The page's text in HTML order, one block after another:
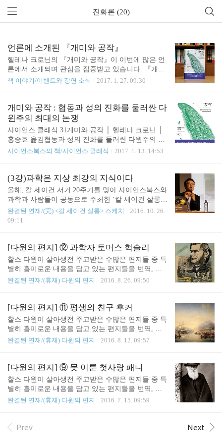
진화론 (20)
언론에 소개된 『개미와 공작』
헬레나 크로닌의 『개미와 공작』이 이번에 많은 언
론에서 소개되며 관심을 집중받고 있습니다. 『개미
와 공작』은 번식과 생존에 방해되는 개미의 자기희
흥미진진하게 밝혀냅니다. 진화론의 이단아처럼 여
겨진 이 두 문제를 『개미와 공작』에서는 어떻게 풀
어내고 있을까요? 그리고 언론에서는 이 책을 어떻게
소개할까요? 아래 기사 제목을 클릭하면 책 소개와
함께 서평을 읽을 수 있습니다. 1월 23일 (월) KBS
[새로 나온 책] 특종 1987 外 1월 23일 (월) MBC [신
라 1월 23일 (월) SBS 정신분석학으로 본 자본주
의…'프로이트의 소파에 누운 경..
책 이야기/이벤트와 강연 소식 2017. 1. 27. 09:30
개미와 공작 : 협동과 성의 진화를 둘러싼 다
윈주의 최대의 논쟁
사이언스 클래식 31개미와 공작 │ 헬레나 크로닌 │
홍승효 옮김협동과 성의 진화를 둘러싼 다윈주의 최
대의 논쟁 협동과 섹스(性)의 진화라는 다윈이 남긴
자 대학교 에코 과학부 석좌 교수 "소설처럼 흥미진
진하며 우아하고 매혹적인 책이다."― 리처드 도킨스
| 『이기적 유전자』 저자 찰스 로버트 다윈이 『종
타주의와 성 선택은 진화론의 결정적인 두 난제로 꼽
혀 왔습니다. 같은 여왕개미의 자손들로 이루어진 혈
이타주의를, 암컷들의 호감을 얻어 짝으로 선택되기
위해 수컷들이 생존에 불리할 정도로 화려..
사이언스북스의 책/사이언스 클래식 2017. 1. 13. 14:53
(3강)과학은 지상 최강의 지식이다
올해, 칼 세이건 서거 20주기를 맞아 사이언스북스와
과학과 사람들이 공동으로 주최한 ‘칼 세이건 살롱 2
016’의 문이 열렸습니다. 우주를 꿈꾸던 뛰어난 천문
학자이며, 과학의 대중화에 앞장섰던 세계적인 과학
한 자리가 될 예정입니다. 팟캐스트 진행자 원종우
대표가 메인 호스트로, 천문학자 이명현 박사가 서브
호스트로 참여해 매회 다양한 전문가와 함께 이야기
다큐 「코스모스: 스페이스타임 오디세이」를 한 편
얼마나 더, 어디까지 진화할까요? ‘칼 세이건 살롱 20
16’이 거듭되고 「코스모스」가 던지..
완결된 연재/(完) <칼 세이건 살롱> 스케치
2016. 10. 26.
09:11
[다윈의 편지] ⑫ 과학자 토머스 헉슬리
찰스 다윈이 살아생전 주고받은 수많은 편지들 중 특
별히 흥미로운 내용을 담고 있는 편지들을 번역, 소
개합니다. 사이언스북스에서는 『종의 기원』 초판
작 세 권인 『종의 기원』, 『인간의 유래』, 『감정
표현에 대하여』를 순차적으로 출간할 예정입니다.
그에 앞서 진화 이론이 어떻게 싹트고 발전해 나갔는
치에 있었는지 등 다윈의 책에서는 볼 수 없는 내용
[다윈의 편지]⑫ 과학자 토머스 헉슬리 다윈 선생님,
(…) 생각하건대 선생님 생각이 어떤 방식으로든 상
당히 잘못 사용되거나 표현되어 반감을 일으키거나
성가신..
완결된 연재/(휴재) 다윈의 편지 2016. 8. 26. 09:50
[다윈의 편지] ⑪ 평생의 친구 후커
찰스 다윈이 살아생전 주고받은 수많은 편지들 중 특
별히 흥미로운 내용을 담고 있는 편지들을 번역, 소
개합니다. 사이언스북스에서는 『종의 기원』 초판
작 세 권인 『종의 기원』, 『인간의 유래』, 『감정
표현에 대하여』를 순차적으로 출간할 예정입니다.
그에 앞서 진화 이론이 어떻게 싹트고 발전해 나갔는
치에 있었는지 등 다윈의 책에서는 볼 수 없는 내용
[다윈의 편지]⑪ 평생의 친구 후커 후커 선생 (…) 항
해에서 돌아온 이후 남반구 섬들에 관심을 기울이는
완결된 연재/(휴재) 다윈의 편지 2016. 8. 12. 09:57
[다윈의 편지] ⑨ 못 이룬 첫사랑 패니
찰스 다윈이 살아생전 주고받은 수많은 편지들 중 특
별히 흥미로운 내용을 담고 있는 편지들을 번역, 소
개합니다. 사이언스북스에서는 『종의 기원』 초판
작 세 권인 『종의 기원』, 『인간의 유래』, 『감정
완결된 연재/(휴재) 다윈의 편지 2016. 7. 15. 09:59
Prev Next